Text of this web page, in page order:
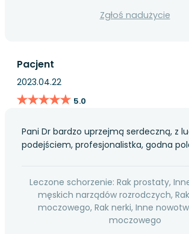
Zgłoś nadużycie
Pacjent
2023.04.22
★★★★★
★★★★★ 5.0
Pani Dr bardzo uprzejmą serdeczną, z
podejściem, profesjonalistka, godna
Leczone schorzenie: Rak prostaty,
męskich narządów rozrodczych,
moczowego, Rak nerki, Inne
moczowego